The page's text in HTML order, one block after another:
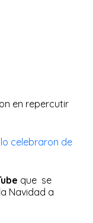
en repercutir
celebraron de
que se
Navidad a